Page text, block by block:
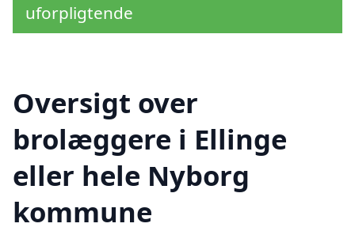
uforpligtende
Oversigt over
brolæggere i Ellinge
eller hele Nyborg
kommune